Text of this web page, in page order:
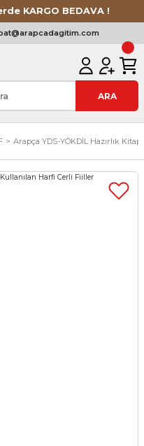
KARGO BEDAVA !
ARA
Arapça YDS-YÖKDİL Hazırlık